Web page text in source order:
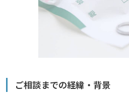
ご相談までの経緯・背景